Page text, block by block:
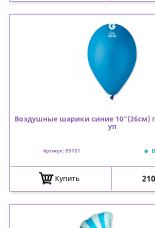
Воздушные шарики синие 10"(26см)
уп
Артикул: 09101
Купить